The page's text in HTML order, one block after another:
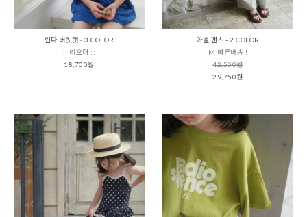
린다 버킷햇 - 3 COLOR
:: 리오더 ::
18,700원
아벨 팬츠 - 2 COLOR
M 빠른배송 !
42,500원
29,750원